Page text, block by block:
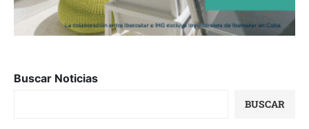
Buscar Noticias
BUSCAR